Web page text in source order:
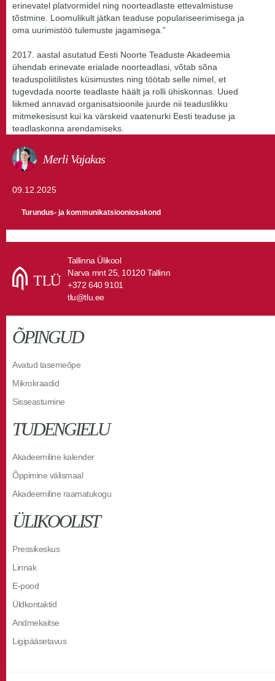
Merli Vajakas
09.12.2025
Turundus- ja kommunikatsiooniosakond
erinevatel platvormidel ning noorteadlaste ettevalmistuse
tõstmine. Loomulikult jätkan teaduse populariseerimisega ja
oma uurimistöö tulemuste jagamisega.”
2017. aastal asutatud Eesti Noorte Teaduste Akadeemia
ühendab erinevate erialade noorteadlasi, võtab sõna
teaduspoliitilistes küsimustes ning töötab selle nimel, et
tugevdada noorte teadlaste häält ja rolli ühiskonnas. Uued
liikmed annavad organisatsioonile juurde nii teaduslikku
mitmekesisust kui ka värskeid vaatenurki Eesti teaduse ja
teadlaskonna arendamiseks.
Tallinna Ülikool
Narva mnt 25, 10120 Tallinn
+372 640 9101
tlu@tlu.ee
ÕPINGUD
Avatud tasemeõpe
Mikrokraadid
Sisseastumine
TUDENGIELU
Akadeemiline kalender
Õppimine välismaal
Akadeemiline raamatukogu
ÜLIKOOLIST
Pressikeskus
Linnak
E-pood
Üldkontaktid
Andmekaitse
Ligipääsetavus